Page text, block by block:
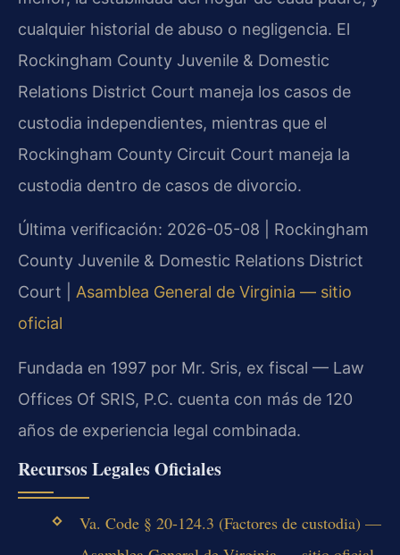
cualquier historial de abuso o negligencia. El
Rockingham County Juvenile & Domestic
Relations District Court maneja los casos de
custodia independientes, mientras que el
Rockingham County Circuit Court maneja la
custodia dentro de casos de divorcio.
Última verificación: 2026-05-08 | Rockingham
County Juvenile & Domestic Relations District
Court | Asamblea General de Virginia — sitio
oficial
Fundada en 1997 por Mr. Sris, ex fiscal — Law
Offices Of SRIS, P.C. cuenta con más de 120
años de experiencia legal combinada.
Recursos Legales Oficiales
Va. Code § 20-124.3 (Factores de custodia) —